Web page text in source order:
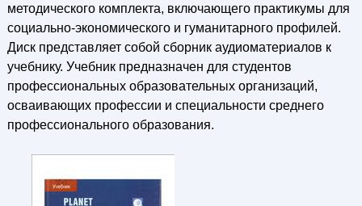
методического комплекта, включающего практикумы для
социально-экономического и гуманитарного профилей.
Диск представляет собой сборник аудиоматериалов к
учебнику. Учебник предназначен для студентов
профессиональных образовательных организаций,
осваивающих профессии и специальности среднего
профессионального образования.